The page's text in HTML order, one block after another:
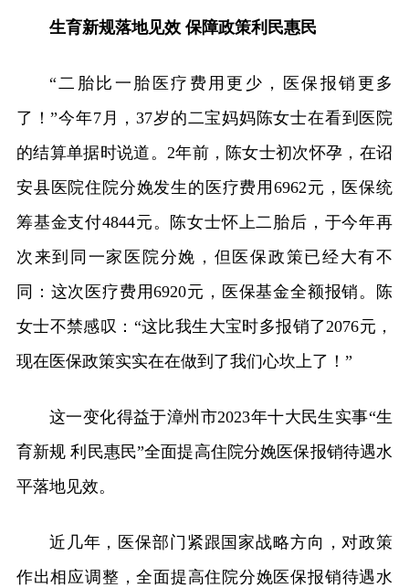
生育新规落地见效 保障政策利民惠民
“二胎比一胎医疗费用更少，医保报销更多
了！”今年7月，37岁的二宝妈妈陈女士在看到医院
的结算单据时说道。2年前，陈女士初次怀孕，在诏
安县医院住院分娩发生的医疗费用6962元，医保统
筹基金支付4844元。陈女士怀上二胎后，于今年再
次来到同一家医院分娩，但医保政策已经大有不
同：这次医疗费用6920元，医保基金全额报销。陈
女士不禁感叹：“这比我生大宝时多报销了2076元，
现在医保政策实实在在做到了我们心坎上了！”
这一变化得益于漳州市2023年十大民生实事“生
育新规 利民惠民”全面提高住院分娩医保报销待遇水
平落地见效。
近几年，医保部门紧跟国家战略方向，对政策
作出相应调整，全面提高住院分娩医保报销待遇水